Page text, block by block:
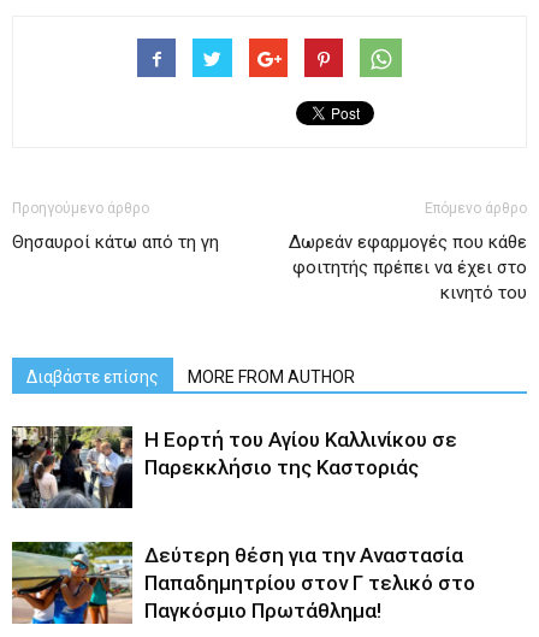
Προηγούμενο άρθρο
Θησαυροί κάτω από τη γη
Επόμενο άρθρο
Δωρεάν εφαρμογές που κάθε
φοιτητής πρέπει να έχει στο
κινητό του
Διαβάστε επίσης MORE FROM AUTHOR
H Εορτή του Αγίου Καλλινίκου σε
Παρεκκλήσιο της Καστοριάς
Δεύτερη θέση για την Αναστασία
Παπαδημητρίου στον Γ τελικό στο
Παγκόσμιο Πρωτάθλημα!